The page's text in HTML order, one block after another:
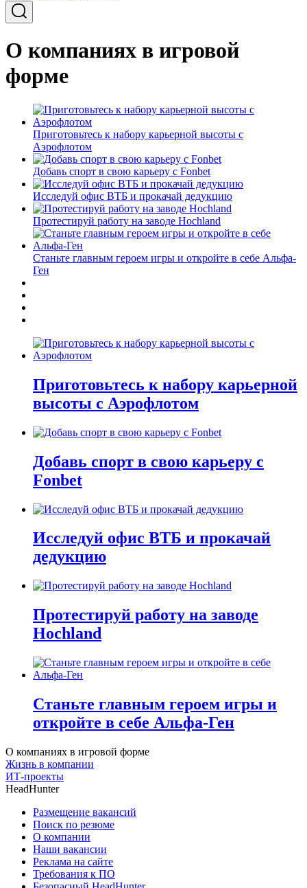
О компаниях в игровой
форме
Приготовьтесь к набору карьерной высоты с
Аэрофлотом
Добавь спорт в свою карьеру с Fonbet
Исследуй офис ВТБ и прокачай дедукцию
Протестируй работу на заводе Hochland
Станьте главным героем игры и откройте в себе Альфа-
Ген
Приготовьтесь к набору карьерной
высоты с Аэрофлотом
Добавь спорт в свою карьеру с
Fonbet
Исследуй офис ВТБ и прокачай
дедукцию
Протестируй работу на заводе
Hochland
Станьте главным героем игры и
откройте в себе Альфа-Ген
О компаниях в игровой форме
Жизнь в компании
ИТ-проекты
HeadHunter
Размещение вакансий
Поиск по резюме
О компании
Наши вакансии
Реклама на сайте
Требования к ПО